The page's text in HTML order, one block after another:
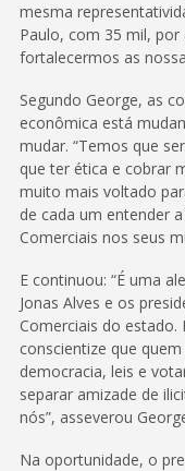
mesma
Paulo, com 35 mil,
fortalecermos as
Segundo George, as
econômica está
mudar. “Temos que
que ter ética e cobrar
muito mais voltado
de cada um entender
Comerciais nos seus
E continuou: “É uma
Jonas Alves e os
Comerciais do estado.
conscientize que
democracia, leis e
separar amizade de
nós”, asseverou
Na oportunidade, o